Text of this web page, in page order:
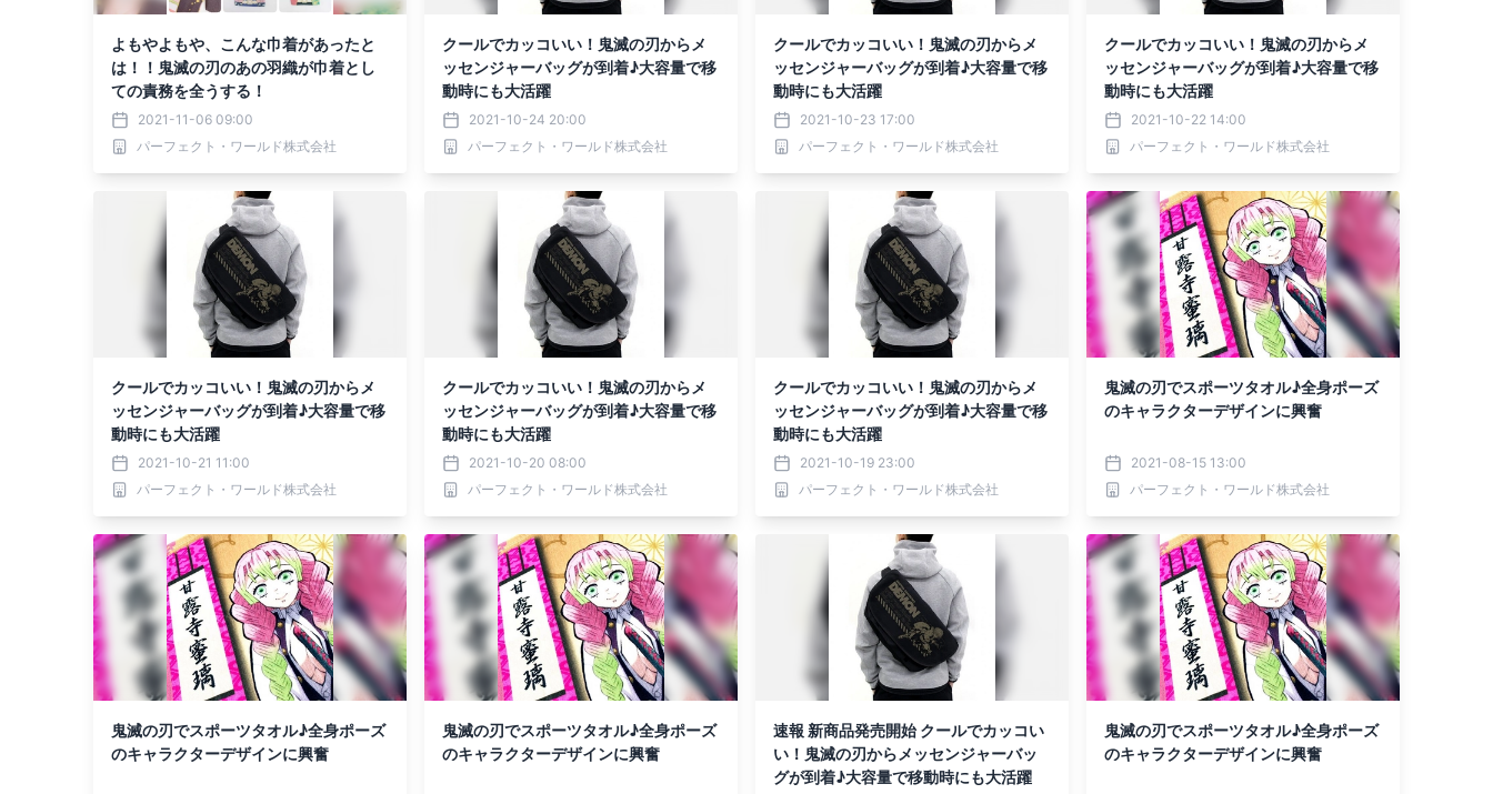
よもやよもや、こんな巾着があったと
は！！鬼滅の刃のあの羽織が巾着とし
ての責務を全うする！
2021-11-06 09:00
パーフェクト・ワールド株式会社
クールでカッコいい！鬼滅の刃からメ
ッセンジャーバッグが到着♪大容量で移
動時にも大活躍
2021-10-24 20:00
パーフェクト・ワールド株式会社
クールでカッコいい！鬼滅の刃からメ
ッセンジャーバッグが到着♪大容量で移
動時にも大活躍
2021-10-23 17:00
パーフェクト・ワールド株式会社
クールでカッコいい！鬼滅の刃からメ
ッセンジャーバッグが到着♪大容量で移
動時にも大活躍
2021-10-22 14:00
パーフェクト・ワールド株式会社
クールでカッコいい！鬼滅の刃からメ
ッセンジャーバッグが到着♪大容量で移
動時にも大活躍
2021-10-21 11:00
パーフェクト・ワールド株式会社
クールでカッコいい！鬼滅の刃からメ
ッセンジャーバッグが到着♪大容量で移
動時にも大活躍
2021-10-20 08:00
パーフェクト・ワールド株式会社
クールでカッコいい！鬼滅の刃からメ
ッセンジャーバッグが到着♪大容量で移
動時にも大活躍
2021-10-19 23:00
パーフェクト・ワールド株式会社
鬼滅の刃でスポーツタオル♪全身ポーズ
のキャラクターデザインに興奮
2021-08-15 13:00
パーフェクト・ワールド株式会社
鬼滅の刃でスポーツタオル♪全身ポーズ
のキャラクターデザインに興奮
鬼滅の刃でスポーツタオル♪全身ポーズ
のキャラクターデザインに興奮
速報 新商品発売開始 クールでカッコい
い！鬼滅の刃からメッセンジャーバッ
グが到着♪大容量で移動時にも大活躍
鬼滅の刃でスポーツタオル♪全身ポーズ
のキャラクターデザインに興奮